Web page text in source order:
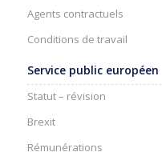
Agents contractuels
Conditions de travail
Service public européen
Statut – révision
Brexit
Rémunérations